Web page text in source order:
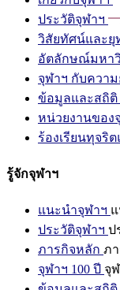
ประวัติจุฬาฯ
วิสัยทัศน์และยุ
อัตลักษณ์มหา
จุฬาฯ กับความ
ข้อมูลและสถิติ
หน่วยงานของ
ร้องเรียนทุจริ
รู้จักจุฬาฯ
แนะนำจุฬาฯ
ประวัติจุฬาฯ ป
ภารกิจหลัก ภ
จุฬาฯ 100 ปี จุ